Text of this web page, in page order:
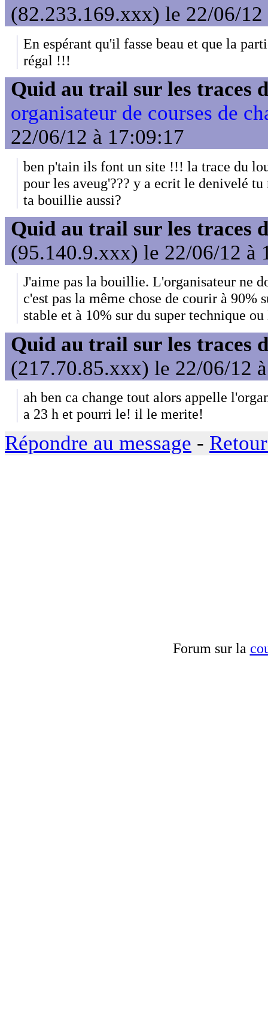
(82.233.169.xxx) le 22/06/12
En espérant qu'il fasse beau et que la
régal !!!
Quid au trail sur les traces
organisateur de courses de
22/06/12 à 17:09:17
ben p'tain ils font un site !!! la trace du
pour les aveug'??? y a ecrit le denivelé tu
ta bouillie aussi?
Quid au trail sur les traces
(95.140.9.xxx) le 22/06/12 à
J'aime pas la bouillie. L'organisateur ne
c'est pas la même chose de courir à 90%
stable et à 10% sur du super technique
Quid au trail sur les traces
(217.70.85.xxx) le 22/06/12
ah ben ca change tout alors appelle
a 23 h et pourri le! il le merite!
Répondre au message -
Forum sur la